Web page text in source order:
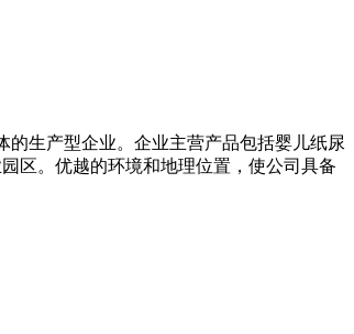
的生产型企业。企业主营产品包括婴儿纸尿
区。优越的环境和地理位置，使公司具备